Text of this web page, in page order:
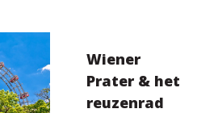
Wiener
Prater & het
reuzenrad